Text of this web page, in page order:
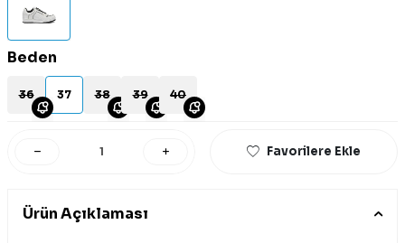
Beden
36 37 38 39 40
Favorilere Ekle
Ürün Açıklaması